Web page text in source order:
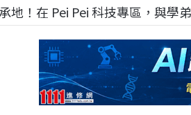
地！在 Pei Pei 科技專區，與學